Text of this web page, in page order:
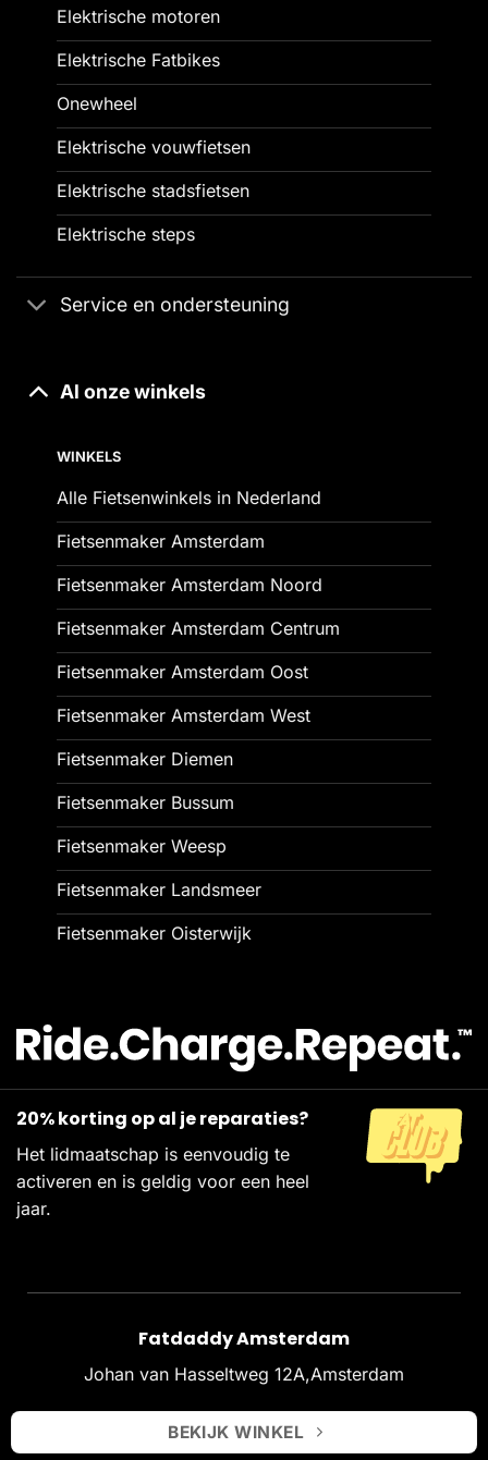
Elektrische motoren
Elektrische Fatbikes
Onewheel
Elektrische vouwfietsen
Elektrische stadsfietsen
Elektrische steps
Service en ondersteuning
Al onze winkels
WINKELS
Alle Fietsenwinkels in Nederland
Fietsenmaker Amsterdam
Fietsenmaker Amsterdam Noord
Fietsenmaker Amsterdam Centrum
Fietsenmaker Amsterdam Oost
Fietsenmaker Amsterdam West
Fietsenmaker Diemen
Fietsenmaker Bussum
Fietsenmaker Weesp
Fietsenmaker Landsmeer
Fietsenmaker Oisterwijk
20% korting op al je reparaties?
Het lidmaatschap is eenvoudig te
activeren en is geldig voor een heel
jaar.
Fatdaddy Amsterdam
Johan van Hasseltweg 12A,Amsterdam
BEKIJK WINKEL